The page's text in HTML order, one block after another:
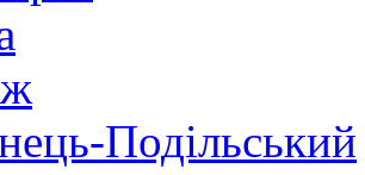
Подільський